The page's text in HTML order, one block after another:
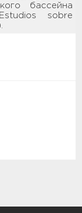
бассейна
sobre